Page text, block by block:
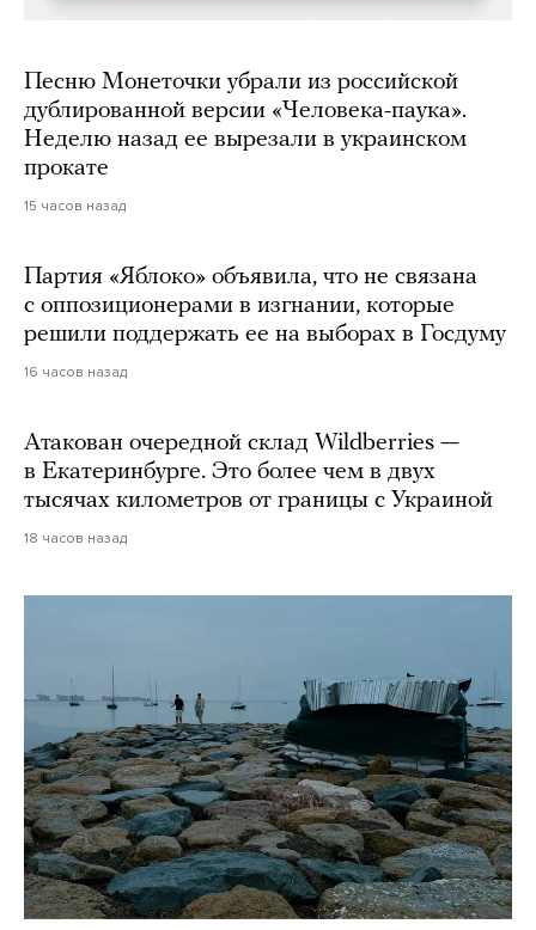
Песню Монеточки убрали из российской
дублированной версии «Человека-паука».
Неделю назад ее вырезали в украинском
прокате
15 часов назад
Партия «Яблоко» объявила, что не связана
с оппозиционерами в изгнании, которые
решили поддержать ее на выборах в Госдуму
16 часов назад
Атакован очередной склад Wildberries —
в Екатеринбурге. Это более чем в двух
тысячах километров от границы с Украиной
18 часов назад